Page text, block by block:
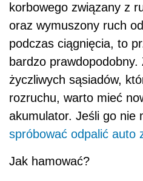
korbowego związany z
oraz wymuszony ruch
podczas ciągnięcia, to
bardzo
życzliwych sąsiadów,
rozruchu, warto mieć
akumulator. Jeśli go nie
spróbować odpalić auto
Jak hamować?